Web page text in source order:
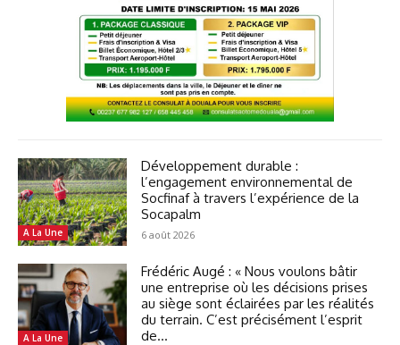
A La Une
Développement durable :
l’engagement environnemental de
Socfinaf à travers l’expérience de la
Socapalm
6 août 2026
A La Une
Frédéric Augé : « Nous voulons bâtir
une entreprise où les décisions prises
au siège sont éclairées par les réalités
du terrain. C’est précisément l’esprit
de...